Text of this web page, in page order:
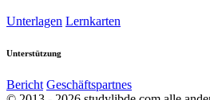
Unterlagen Lernkarten
Unterstützung
Bericht Geschäftspartnes